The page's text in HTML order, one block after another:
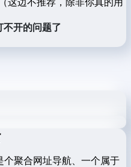
这边不推荐，除非你真的用
不开的问题了
个聚合网址导航、一个属于